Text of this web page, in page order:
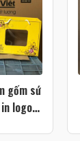
gốm sứ
logo